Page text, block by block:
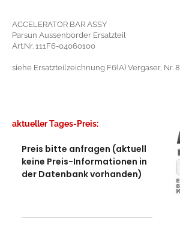
ACCELERATOR BAR ASSY
Parsun Aussenborder Ersatzteil
Art.Nr. 111F6-04060100
siehe Ersatzteilzeichnung F6(A) Vergaser, Nr. 8
aktueller Tages-Preis:
Preis bitte anfragen (aktuell
keine Preis-Informationen in
der Datenbank vorhanden)